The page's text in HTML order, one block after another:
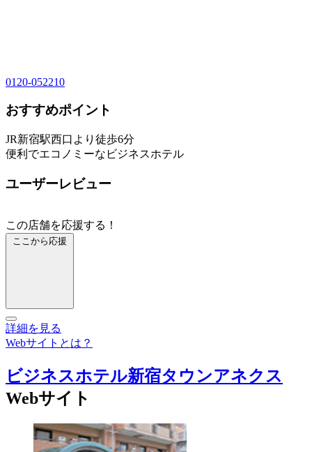
0120-052210
おすすめポイント
JR新宿駅西口より徒歩6分
便利でエコノミーなビジネスホテル
ユーザーレビュー
この店舗を応援する！
ここから応援
詳細を見る
Webサイトとは？
ビジネスホテル新宿タウンアネクス
Webサイト